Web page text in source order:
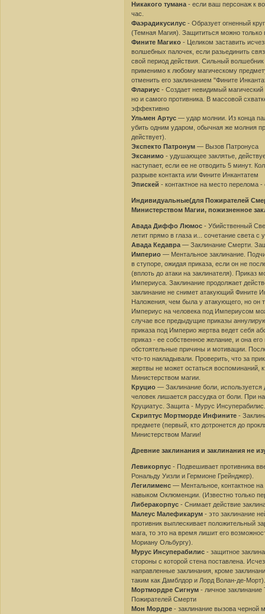
Никакого тумана - если ваш персонаж к
час.
Фаэрадикусилус - Образует огненный
(Темная Магия). Защититься можно только
Фините Магико - Целиком заставить
волшебных палочек, если разьединить
свой период действия. Сильный
применимо к любому магическому
отменить его заклинанием "Фините
Флариус - Создает невидимый магический
но и самого противника. В массовой
эффективно
Ульмен Артус — удар молнии. Из конца
убить одним ударом, обычная же молния
действует).
Экспекто Патронум — Вызов Патронуса
Эксанимо - удушающее заклятье,
наступает, если ее не отводить 5 минут.
разрыве контакта или Фините Инкантатем
Эпискей- контактное на место перелома
Индивидуальные(для Пожирателей
Министерством Магии, пожизненное
Авада Диффо Люмос - Убийственный
летит прямо в глаза и... сочетание света с
Авада Кедавра — Заклинание Смерти.
Империо — Ментальное заклинание.
в ступоре, ожидая приказа, если он не
(вплоть до атаки на заклинателя).
Империуса. Заклинание продолжает
заклинание не снимет атакующий Фините
Наложения, чем была у атакующего, но он
Империус на человека под Империусом
случае все предыдущие приказы
приказа под Империо жертва ведет себя
приказ - ее собственное желание, и она
обстоятельные причины и мотивации.
что-то накладывали. Проверить, что за
жертвы не может остаться воспоминаний,
Министерством магии.
Круцио — Заклинание боли,
человек лишается рассудка от боли. При
Круциатус. Защита - Мурус
Скриптус Мортморде Инфините -
предмете (первый, кто дотронется до
Министерством Магии!
Древние заклинания и заклинания не
Левикорпус - Подвешивает противника
Рональду Уизли и Гермионе Грейнджер).
Легилименс — Ментальное, контактное
навыком Оклюменции. (Известно только
Либеракорпус - Снимает действие
Малеус Малефикарум - это заклинание
противник выплескивает положительный
мага, то это на время лишит его
Мориану Ольбургу).
Мурус Инсуперабилис - защитное
стороны с которой стена поставлена.
направленные заклинания, кроме
таким как Дамблдор и Лорд Волан-де-
Мортмордре Сигнум - личное
Пожирателей Смерти
Мон Мордре - заклинание вызова черной